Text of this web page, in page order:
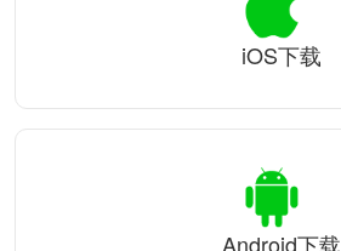
iOS下载
Android下载